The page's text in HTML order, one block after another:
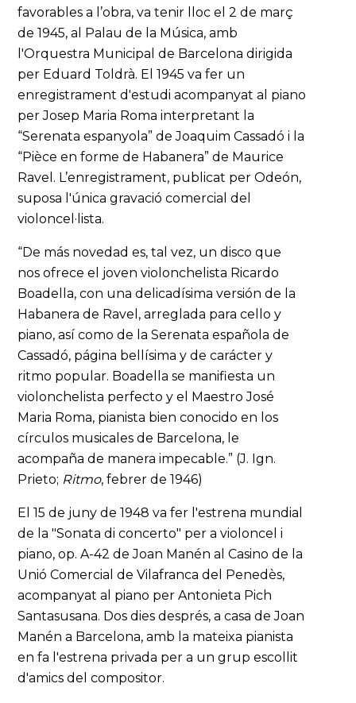
favorables a l’obra, va tenir lloc el 2 de març
de 1945, al Palau de la Música, amb
l'Orquestra Municipal de Barcelona dirigida
per Eduard Toldrà. El 1945 va fer un
enregistrament d'estudi acompanyat al piano
per Josep Maria Roma interpretant la
“Serenata espanyola” de Joaquim Cassadó i la
“Pièce en forme de Habanera” de Maurice
Ravel. L’enregistrament, publicat per Odeón,
suposa l'única gravació comercial del
violoncel·lista.
“De más novedad es, tal vez, un disco que
nos ofrece el joven violonchelista Ricardo
Boadella, con una delicadísima versión de la
Habanera de Ravel, arreglada para cello y
piano, así como de la Serenata española de
Cassadó, página bellísima y de carácter y
ritmo popular. Boadella se manifiesta un
violonchelista perfecto y el Maestro José
Maria Roma, pianista bien conocido en los
círculos musicales de Barcelona, le
acompaña de manera impecable.” (J. Ign.
Prieto; Ritmo, febrer de 1946)
El 15 de juny de 1948 va fer l'estrena mundial
de la "Sonata di concerto" per a violoncel i
piano, op. A-42 de Joan Manén al Casino de la
Unió Comercial de Vilafranca del Penedès,
acompanyat al piano per Antonieta Pich
Santasusana. Dos dies després, a casa de Joan
Manén a Barcelona, amb la mateixa pianista
en fa l'estrena privada per a un grup escollit
d'amics del compositor.